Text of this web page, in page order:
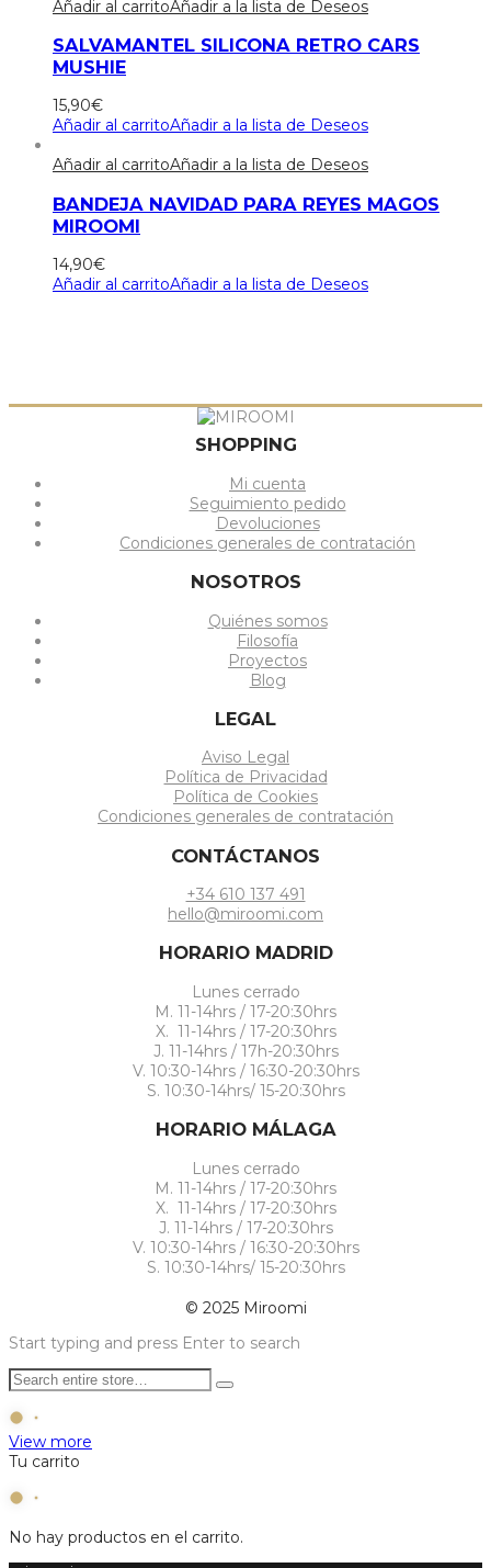
Añadir al carritoAñadir a la lista de Deseos
SALVAMANTEL SILICONA RETRO CARS
MUSHIE
15,90€
Añadir al carritoAñadir a la lista de Deseos
Añadir al carritoAñadir a la lista de Deseos
BANDEJA NAVIDAD PARA REYES MAGOS
MIROOMI
14,90€
Añadir al carritoAñadir a la lista de Deseos
SHOPPING
Mi cuenta
Seguimiento pedido
Devoluciones
Condiciones generales de contratación
NOSOTROS
Quiénes somos
Filosofía
Proyectos
Blog
LEGAL
Aviso Legal
Política de Privacidad
Política de Cookies
Condiciones generales de contratación
CONTÁCTANOS
+34 610 137 491
hello@miroomi.com
HORARIO MADRID
Lunes cerrado
M. 11-14hrs / 17-20:30hrs
X. 11-14hrs / 17-20:30hrs
J. 11-14hrs / 17h-20:30hrs
V. 10:30-14hrs / 16:30-20:30hrs
S. 10:30-14hrs/ 15-20:30hrs
HORARIO MÁLAGA
Lunes cerrado
M. 11-14hrs / 17-20:30hrs
X. 11-14hrs / 17-20:30hrs
J. 11-14hrs / 17-20:30hrs
V. 10:30-14hrs / 16:30-20:30hrs
S. 10:30-14hrs/ 15-20:30hrs
© 2025 Miroomi
Start typing and press Enter to search
View more
Tu carrito
No hay productos en el carrito.